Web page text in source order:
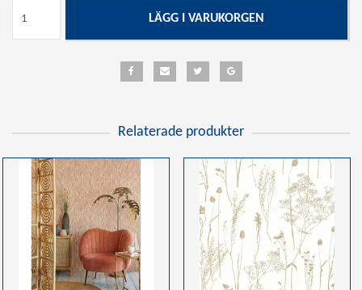
LÄGG I VARUKORGEN
Relaterade produkter